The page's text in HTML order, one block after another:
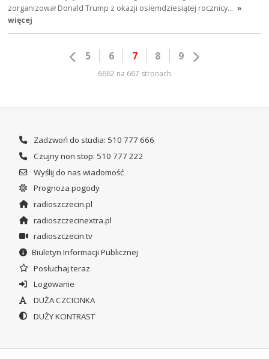
zorganizował Donald Trump z okazji osiemdziesiątej rocznicy… »
więcej
5 6 7 8 9
6662 na 667 stronach
Zadzwoń do studia: 510 777 666
Czujny non stop: 510 777 222
Wyślij do nas wiadomość
Prognoza pogody
radioszczecin.pl
radioszczecinextra.pl
radioszczecin.tv
Biuletyn Informacji Publicznej
Posłuchaj teraz
Logowanie
DUŻA CZCIONKA
DUŻY KONTRAST